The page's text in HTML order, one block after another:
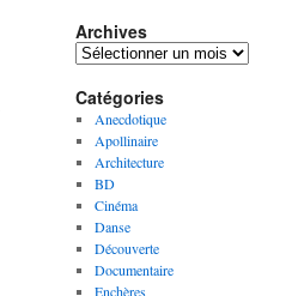
Archives
A
c
h
i
v
e
s
Catégories
Anecdotique
Apollinaire
Architecture
BD
Cinéma
Danse
Découverte
Documentaire
Enchères